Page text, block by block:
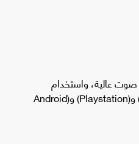
عالية، واستخدام
المنصة على هاتفك الخاص و(Android Auto)و(Carplay) و(Playstation) و(Android